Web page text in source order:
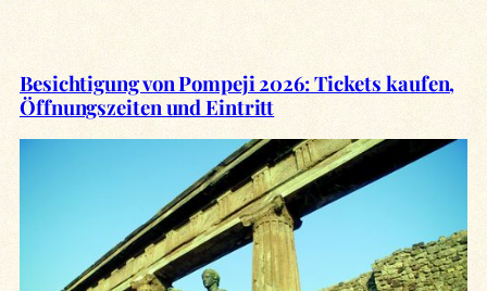
Besichtigung von Pompeji 2026: Tickets kaufen,
Öffnungszeiten und Eintritt